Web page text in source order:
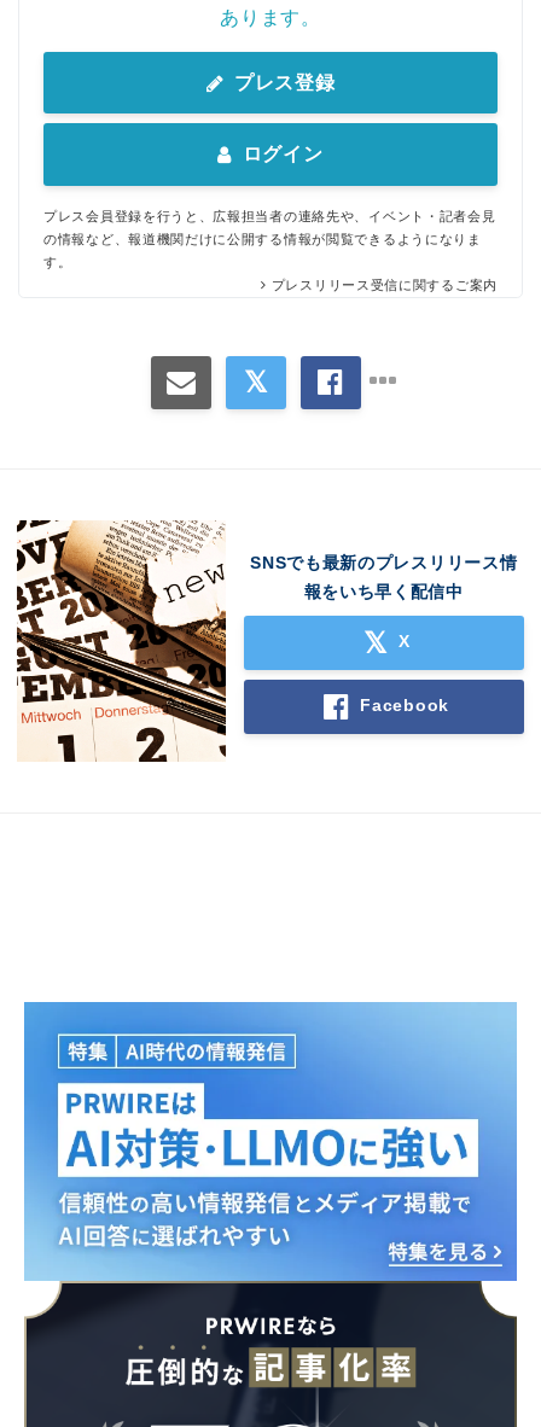
あります。
プレス登録
ログイン
プレス会員登録を行うと、広報担当者の連絡先や、イベント・記者会見
の情報など、報道機関だけに公開する情報が閲覧できるようになりま
す。
プレスリリース受信に関するご案内
SNSでも最新のプレスリリース情
報をいち早く配信中
X
Facebook